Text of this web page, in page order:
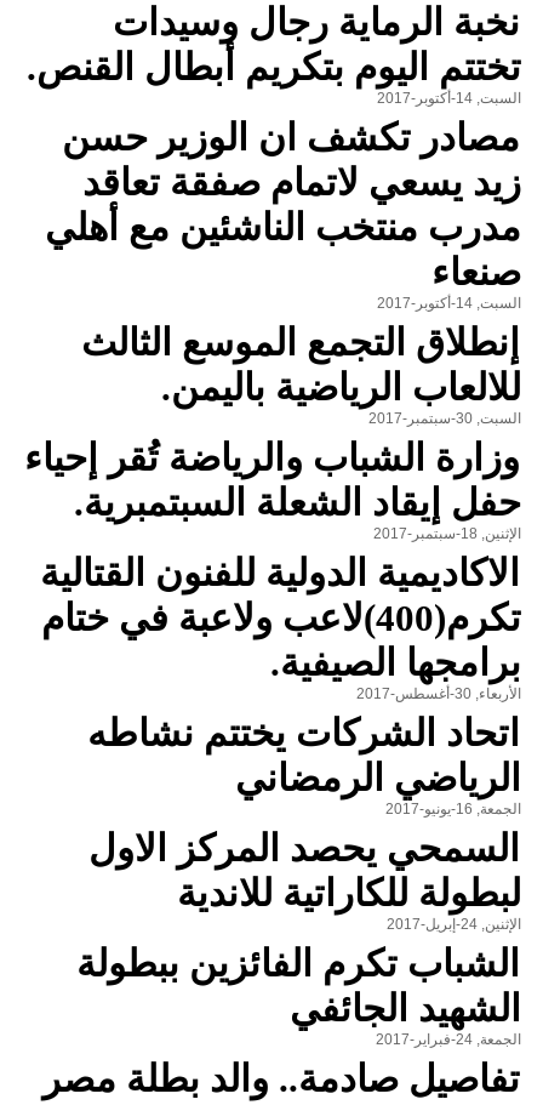
نخبة الرماية رجال وسيدات
تختتم اليوم بتكريم أبطال القنص.
السبت, 14-أكتوبر-2017
مصادر تكشف ان الوزير حسن
زيد يسعي لاتمام صفقة تعاقد
مدرب منتخب الناشئين مع أهلي
صنعاء
السبت, 14-أكتوبر-2017
إنطلاق التجمع الموسع الثالث
للالعاب الرياضية باليمن.
السبت, 30-سبتمبر-2017
وزارة الشباب والرياضة تُقر إحياء
حفل إيقاد الشعلة السبتمبرية.
الإثنين, 18-سبتمبر-2017
الاكاديمية الدولية للفنون القتالية
تكرم(400)لاعب ولاعبة في ختام
برامجها الصيفية.
الأربعاء, 30-أغسطس-2017
اتحاد الشركات يختتم نشاطه
الرياضي الرمضاني
الجمعة, 16-يونيو-2017
السمحي يحصد المركز الاول
لبطولة للكاراتية للاندية
الإثنين, 24-إبريل-2017
الشباب تكرم الفائزين ببطولة
الشهيد الجائفي
الجمعة, 24-فبراير-2017
تفاصيل صادمة.. والد بطلة مصر